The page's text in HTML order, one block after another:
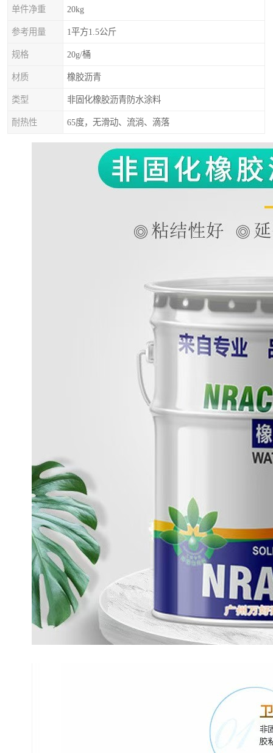
单件净重 20kg
参考用量 1平方1.5公斤
规格 20g/桶
材质 橡胶沥青
类型 非固化橡胶沥青防水涂料
耐热性 65度，无滑动、流淌、滴落